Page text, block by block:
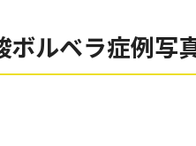
探す
ボルベラ症例写